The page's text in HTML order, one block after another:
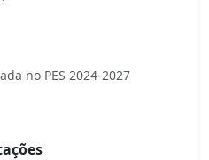
no PES 2024-2027